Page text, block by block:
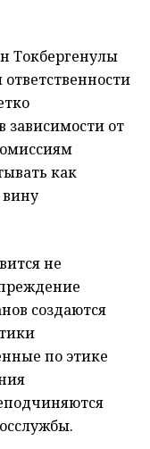
Токбергенулы
от
как
не
создаются
по этике